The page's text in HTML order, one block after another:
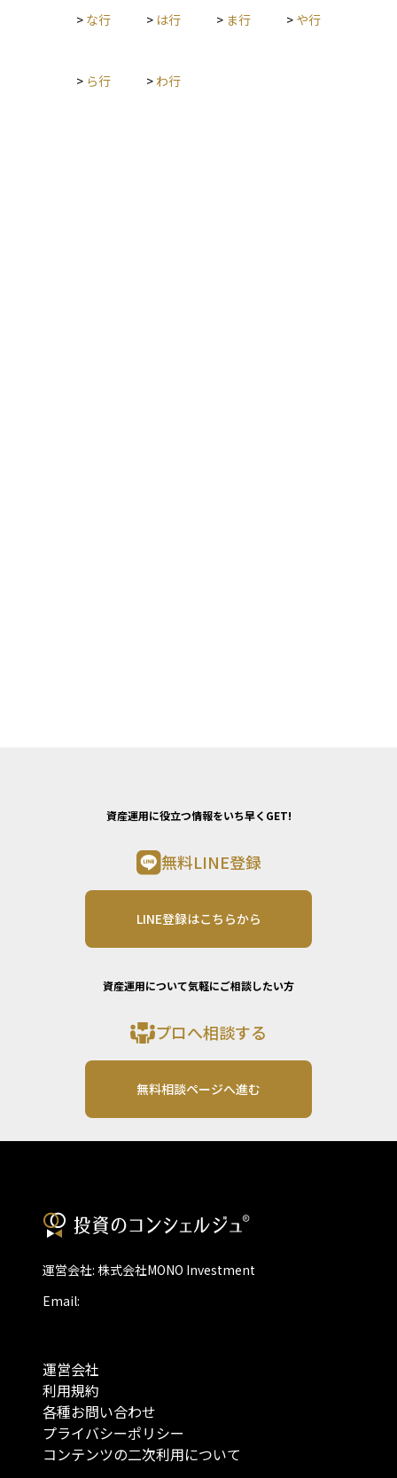
> な行 > は行 > ま行 > や行
> ら行 > わ行
資産運用に役立つ情報をいち早くGET!
無料LINE登録
LINE登録はこちらから
資産運用について気軽にご相談したい方
プロへ相談する
無料相談ページへ進む
運営会社: 株式会社MONO Investment
Email:
運営会社
利用規約
各種お問い合わせ
プライバシーポリシー
コンテンツの二次利用について